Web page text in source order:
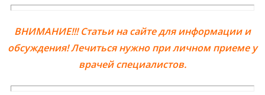
ВНИМАНИЕ!!! Статьи на сайте для информации и
обсуждения! Лечиться нужно при личном приеме у
врачей специалистов.